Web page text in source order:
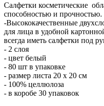
Салфетки косметические
способностью и прочностью.
-Высококачественные
для лица в удобной
всегда иметь салфетки под
- 2 слоя
- цвет белый
- 80 шт в упаковке
- размер листа 20 x 20 см
- 100% целлюлоза
- в коробе 30 упаковок